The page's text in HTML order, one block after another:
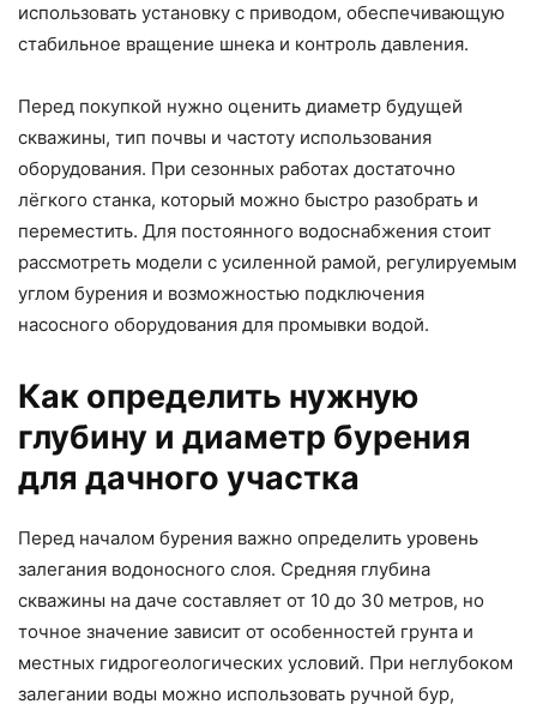
использовать установку с приводом, обеспечивающую
стабильное вращение шнека и контроль давления.
Перед покупкой нужно оценить диаметр будущей
скважины, тип почвы и частоту использования
оборудования. При сезонных работах достаточно
лёгкого станка, который можно быстро разобрать и
переместить. Для постоянного водоснабжения стоит
рассмотреть модели с усиленной рамой, регулируемым
углом бурения и возможностью подключения
насосного оборудования для промывки водой.
Как определить нужную
глубину и диаметр бурения
для дачного участка
Перед началом бурения важно определить уровень
залегания водоносного слоя. Средняя глубина
скважины на даче составляет от 10 до 30 метров, но
точное значение зависит от особенностей грунта и
местных гидрогеологических условий. При неглубоком
залегании воды можно использовать ручной бур,